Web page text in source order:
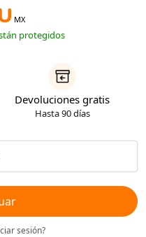
MX
protegidos
Devoluciones gratis
Hasta 90 días
sesión?